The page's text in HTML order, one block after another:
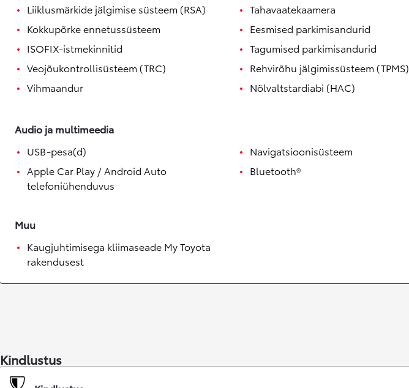
Alates 24 900 €
Alates
Kuumakse alates 192 € / kuu
Liiklusmärkide jälgimise süsteem (RSA)
Kokkupõrke ennetussüsteem
ISOFIX-istmekinnitid
Veojõukontrollisüsteem (TRC)
Vihmaandur
Tahavaatekaamera
Eesmised parkimisandurid
Tagumised parkimisandurid
Rehvirõhu jälgimissüsteem (TPMS)
Nõlvaltstardiabi (HAC)
Audio ja multimeedia
USB-pesa(d)
Apple Car Play / Android Auto
telefoniühenduvus
Navigatsioonisüsteem
Bluetooth®
Muu
Kaugjuhtimisega kliimaseade My Toyota
rakendusest
Kindlustus